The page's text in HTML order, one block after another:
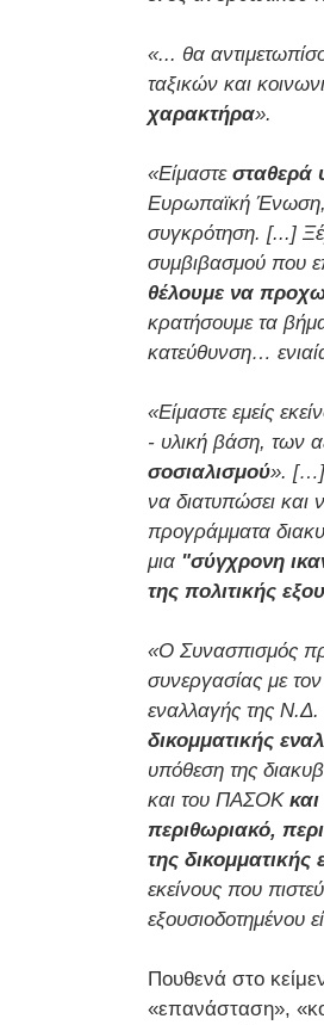
«... θα
ταξικών και
χαρακτήρα».
«Είμαστε σταθερά
Ευρωπαϊκή Ένωση,
συγκρότηση. [...]
συμβιβασμού που
θέλουμε να
κρατήσουμε τα
κατεύθυνση…
«Είμαστε εμείς
- υλική βάση, των
σοσιαλισμού». […]
να διατυπώσει και
προγράμματα
μια "σύγχρονη
της πολιτικής
«Ο Συνασπισμός
συνεργασίας με
εναλλαγής της
δικομματικής
υπόθεση της
και του ΠΑΣΟΚ
περιθωριακό,
της δικομματικής
εκείνους που
εξουσιοδοτημένου
Πουθενά στο
«επανάσταση»,